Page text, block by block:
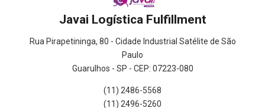
Javai Logística Fulfillment
Rua Pirapetininga, 80 - Cidade Industrial Satélite de São
Paulo
Guarulhos - SP - CEP: 07223-080
(11) 2486-5568
(11) 2496-5260